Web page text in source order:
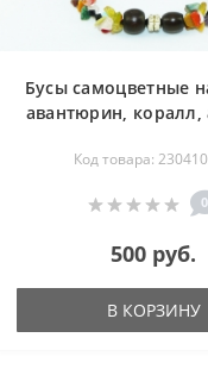
Бусы самоцветные
авантюрин, коралл,
нефрит, перламутр,
кварц, сердолик,
глаз, цитрин - 43-
Код товара:
0
500 руб.
В КОРЗИНУ